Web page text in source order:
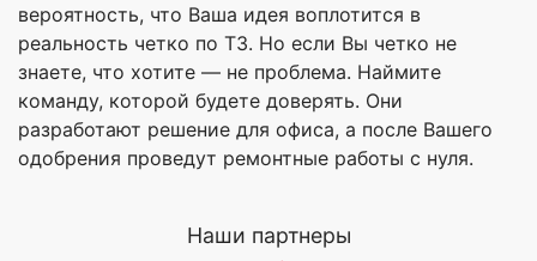
вероятность, что Ваша идея воплотится в
реальность четко по ТЗ. Но если Вы четко не
знаете, что хотите — не проблема. Наймите
команду, которой будете доверять. Они
разработают решение для офиса, а после Вашего
одобрения проведут ремонтные работы с нуля.
Наши партнеры